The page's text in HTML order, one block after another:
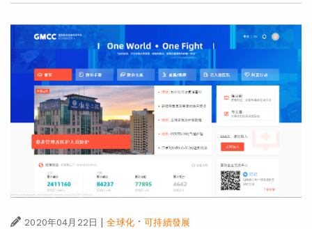
2020年04月22日 | 全球化·可持續發展